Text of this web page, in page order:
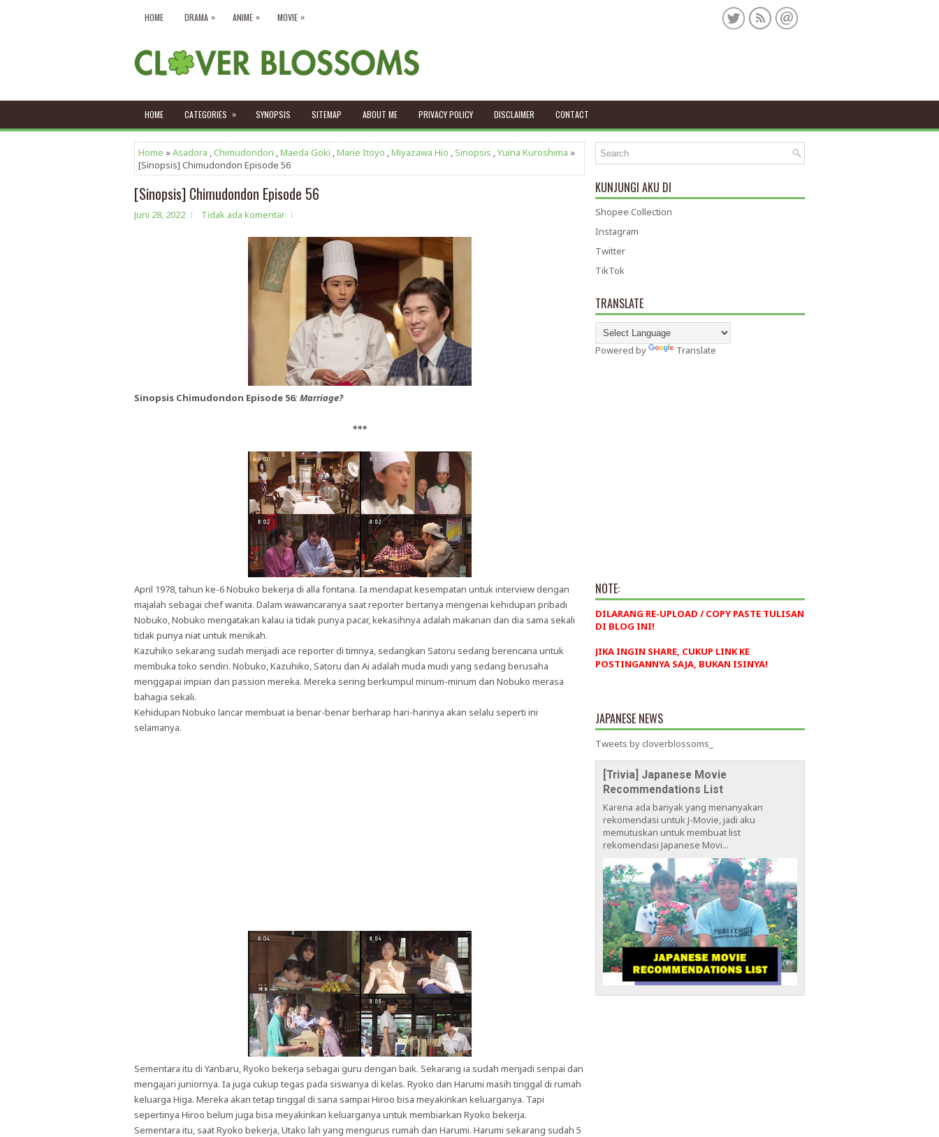
HOME DRAMA » ANIME » MOVIE »
HOME CATEGORIES » SYNOPSIS SITEMAP ABOUT ME PRIVACY POLICY DISCLAIMER CONTACT
Home »Asadora ,Chimudondon ,Maeda Goki ,Marie Itoyo ,Miyazawa Hio , Sinopsis ,Yuina Kuroshima »
[Sinopsis] Chimudondon Episode 56
[Sinopsis] Chimudondon Episode 56
Juni 28, 2022 Tidak ada komentar
Sinopsis Chimudondon Episode 56: Marriage?
***
April 1978, tahun ke-6 Nobuko bekerja di alla fontana. Ia mendapat kesempatan untuk interview dengan
majalah sebagai chef wanita. Dalam wawancaranya saat reporter bertanya mengenai kehidupan pribadi
Nobuko, Nobuko mengatakan kalau ia tidak punya pacar, kekasihnya adalah makanan dan dia sama sekali
tidak punya niat untuk menikah.
Kazuhiko sekarang sudah menjadi ace reporter di timnya, sedangkan Satoru sedang berencana untuk
membuka toko sendiri. Nobuko, Kazuhiko, Satoru dan Ai adalah muda mudi yang sedang berusaha
menggapai impian dan passion mereka. Mereka sering berkumpul minum-minum dan Nobuko merasa
bahagia sekali.
Kehidupan Nobuko lancar membuat ia benar-benar berharap hari-harinya akan selalu seperti ini
selamanya.
Sementara itu di Yanbaru, Ryoko bekerja sebagai guru dengan baik. Sekarang ia sudah menjadi senpai dan
mengajari juniornya. Ia juga cukup tegas pada siswanya di kelas. Ryoko dan Harumi masih tinggal di rumah
keluarga Higa. Mereka akan tetap tinggal di sana sampai Hiroo bisa meyakinkan keluarganya. Tapi
sepertinya Hiroo belum juga bisa meyakinkan keluarganya untuk membiarkan Ryoko bekerja.
Sementara itu, saat Ryoko bekerja, Utako lah yang mengurus rumah dan Harumi. Harumi sekarang sudah 5
KUNJUNGI AKU DI
Shopee Collection
Instagram
Twitter
TikTok
TRANSLATE
Powered by Translate
NOTE:
DILARANG RE-UPLOAD / COPY PASTE TULISAN
DI BLOG INI!
JIKA INGIN SHARE, CUKUP LINK KE
POSTINGANNYA SAJA, BUKAN ISINYA!
JAPANESE NEWS
Tweets by cloverblossoms_
[Trivia] Japanese Movie
Recommendations List
Karena ada banyak yang menanyakan
rekomendasi untuk J-Movie, jadi aku
memutuskan untuk membuat list
rekomendasi Japanese Movi...